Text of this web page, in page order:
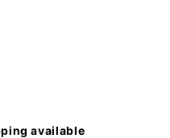
available